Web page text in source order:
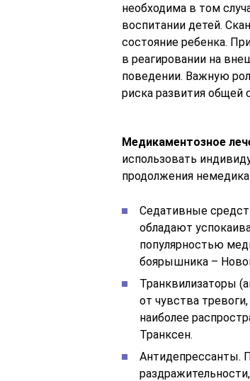
необходима в том
воспитании детей.
состояние ребенка.
в реагировании на
поведении. Важную
риска развития общей
Медикаментозное
использовать
продолжения
Седативные
обладают
популярностью
боярышника –
Транквилизаторы
от чувства
наиболее
Транксен.
Антидепрессанты.